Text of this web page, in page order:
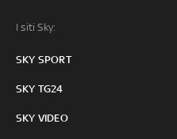
I siti Sky:
SKY SPORT
SKY TG24
SKY VIDEO